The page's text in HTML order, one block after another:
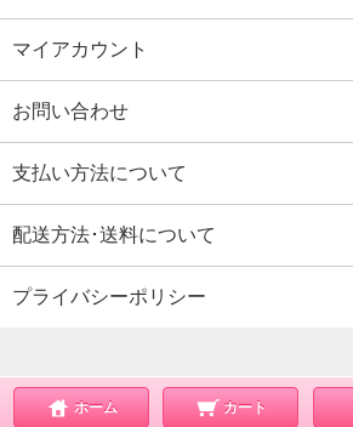
マイアカウント
お問い合わせ
支払い方法について
配送方法･送料について
プライバシーポリシー
ホーム カート